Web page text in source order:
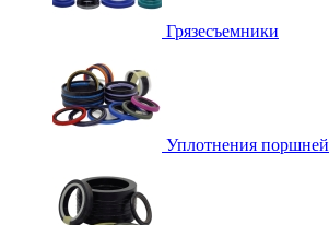
Грязесъемники
Уплотнения поршней